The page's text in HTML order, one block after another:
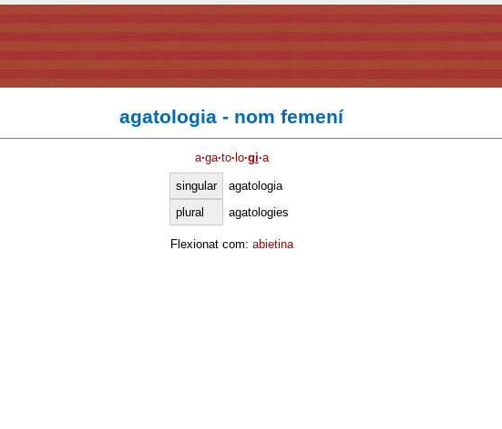
agatologia - nom femení
a·ga·to· lo·gi·a
singular
agatologia
plural
agatologies
Flexionat com: abietina